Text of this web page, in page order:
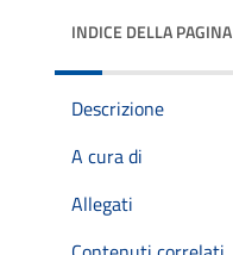
INDICE DELLA PAGINA
Descrizione
A cura di
Allegati